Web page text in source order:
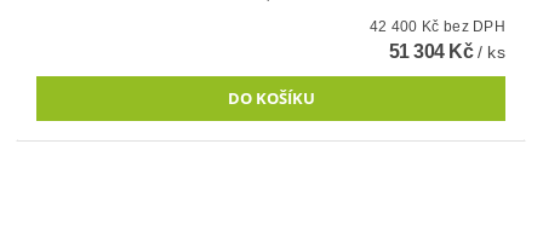
42 400 Kč bez DPH
51 304 Kč/ ks